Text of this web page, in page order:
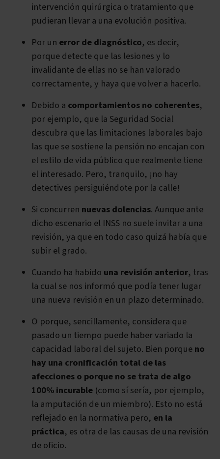
intervención quirúrgica o tratamiento que
pudieran llevar a una evolución positiva.
Por un error de diagnóstico, es decir,
porque detecte que las lesiones y lo
invalidante de ellas no se han valorado
correctamente, y haya que volver a hacerlo.
Debido a comportamientos no coherentes,
por ejemplo, que la Seguridad Social
descubra que las limitaciones laborales bajo
las que se sostiene la pensión no encajan con
el estilo de vida público que realmente tiene
el interesado. Pero, tranquilo, ¡no hay
detectives persiguiéndote por la calle!
Si concurren nuevas dolencias. Aunque ante
dicho escenario el INSS no suele invitar a una
revisión, ya que en todo caso quizá había que
subir el grado.
Cuando ha habido una revisión anterior, tras
la cual se nos informó que podía tener lugar
una nueva revisión en un plazo determinado.
O porque, sencillamente, considera que
pasado un tiempo puede haber variado la
capacidad laboral del sujeto. Bien porqueno
hay una cronificación total de las
afecciones o porque no se trata de algo
100% incurable (como sí sería, por ejemplo,
la amputación de un miembro). Esto no está
reflejado en la normativa pero, en la
práctica, es otra de las causas de una revisión
de oficio.